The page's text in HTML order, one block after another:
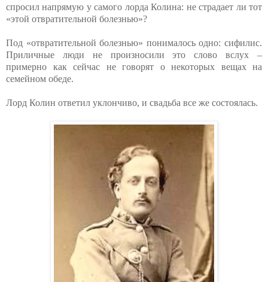
спросил напрямую у самого лорда Колина: не страдает ли тот
«этой отвратительной болезнью»?
Под «отвратительной болезнью» понималось одно: сифилис.
Приличные люди не произносили это слово вслух –
примерно как сейчас не говорят о некоторых вещах на
семейном обеде.
Лорд Колин ответил уклончиво, и свадьба все же состоялась.